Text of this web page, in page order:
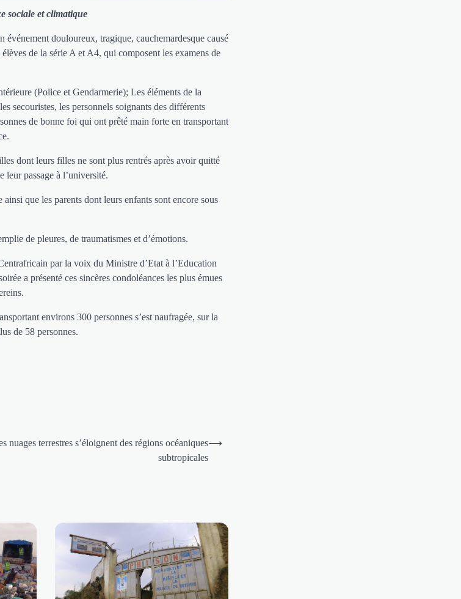
sociale et climatique
douloureux, tragique, cauchemardesque causé
de la série A et A4, qui composent les examens de
(Police et Gendarmerie); Les éléments de la
secouristes, les personnels soignants des différents
de bonne foi qui ont prêté main forte en transportant
dont leurs filles ne sont plus rentrés après avoir quitté
passage à l’université.
que les parents dont leurs enfants sont encore sous
de pleures, de traumatismes et d’émotions.
par la voix du Ministre d’Etat à l’Education
a présenté ces sincères condoléances les plus émues
environs 300 personnes s’est naufragée, sur la
de 58 personnes.
nuages terrestres s’éloignent des régions océaniques
subtropicales
⟶